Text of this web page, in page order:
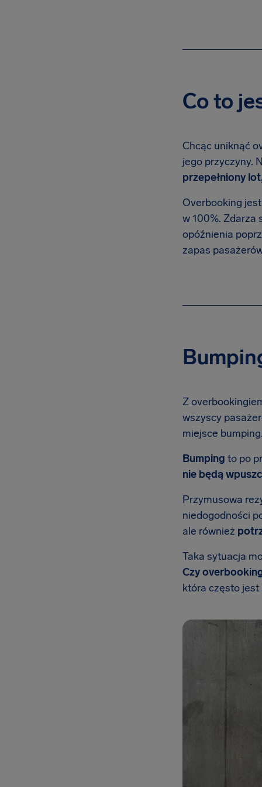
Co to
Chcąc uniknąć
jego przyczyny.
przepełniony
Overbooking
w 100%. Zdarza
opóźnienia
zapas
Z
wszyscy
miejsce bumping.
Bumping to po
nie będą
Przymusowa
niedogodności
ale również
Taka sytuacja
Czy
która często